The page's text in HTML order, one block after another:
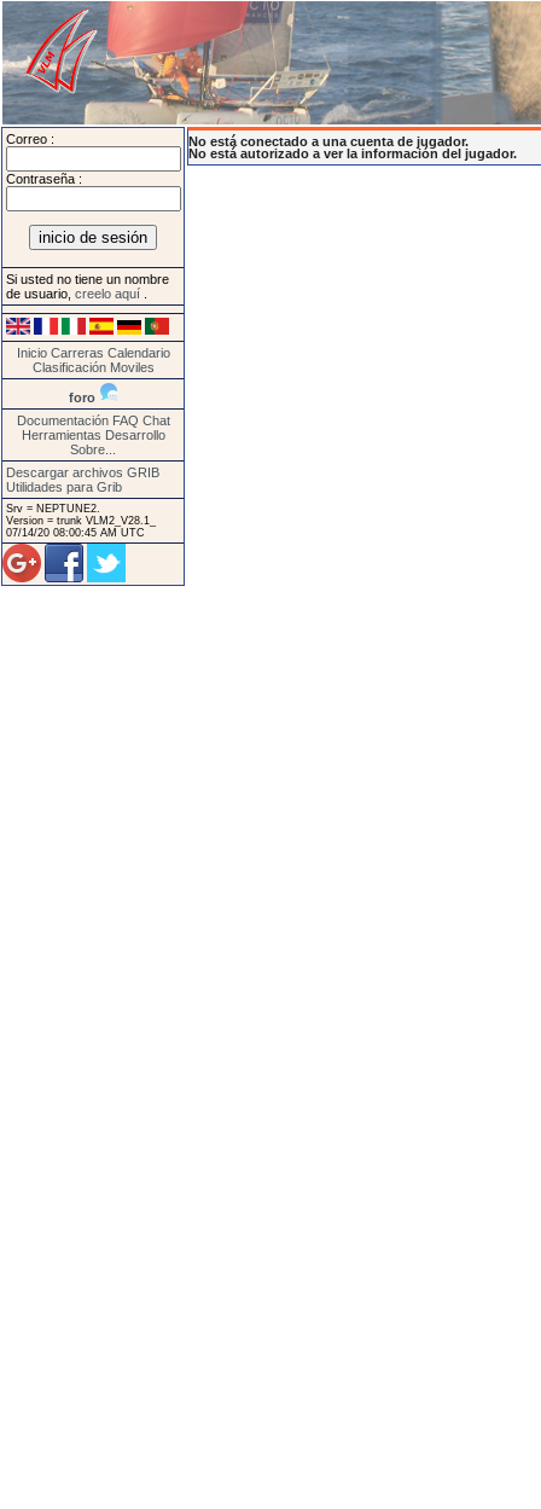
Correo :
Contraseña :
Si usted no tiene un nombre
de usuario, creelo aquí
Inicio Carreras Calendario
Clasificación Moviles
foro
Documentación FAQ Chat
Herramientas Desarrollo
Sobre...
Descargar archivos GRIB
Utilidades para Grib
Srv = NEPTUNE2.
Version = trunk VLM2_V28.1_
07/14/20 08:00:45 AM UTC
No está conectado a una cuenta de jugador.
No está autorizado a ver la información del jugador.